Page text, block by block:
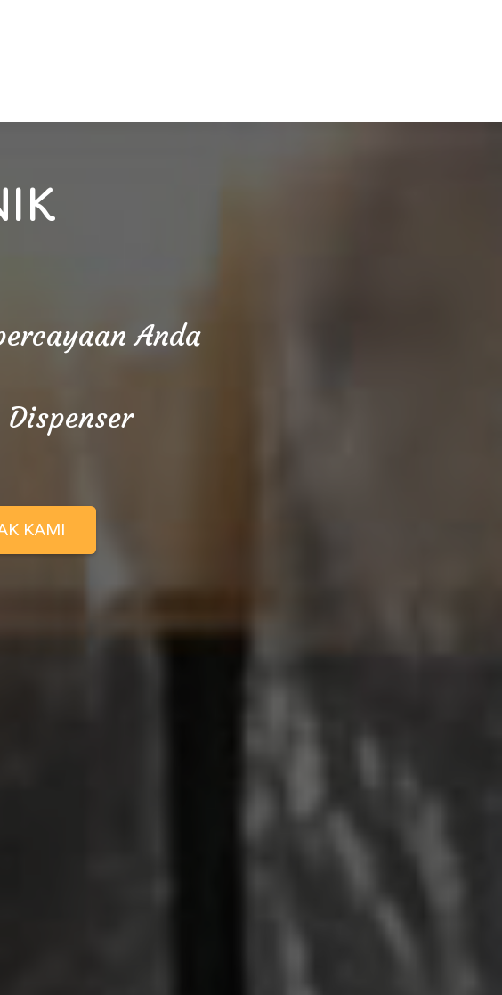
Anda
KAMI